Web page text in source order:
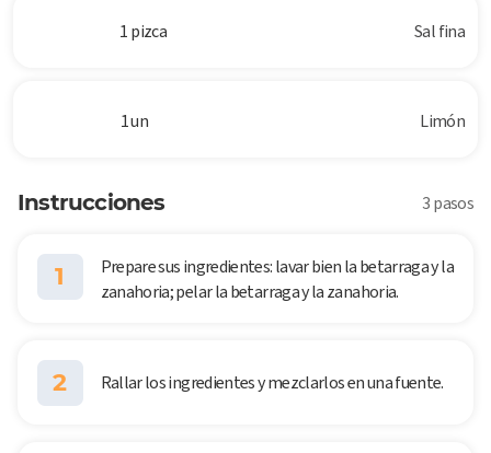
1 pizca Sal fina
1 un Limón
Instrucciones 3 pasos
1
Prepare sus ingredientes: lavar bien la betarraga y la
zanahoria; pelar la betarraga y la zanahoria.
2 Rallar los ingredientes y mezclarlos en una fuente.